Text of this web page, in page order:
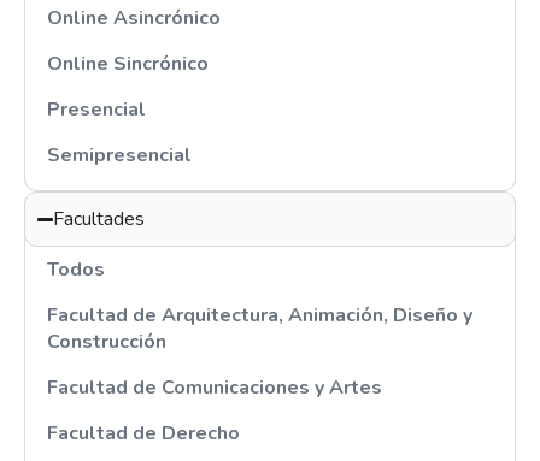
Online Asincrónico
Online Sincrónico
Presencial
Semipresencial
Facultades
Facultad de Arquitectura, Animación, Diseño y
Construcción
Facultad de Comunicaciones y Artes
Facultad de Derecho
Todos